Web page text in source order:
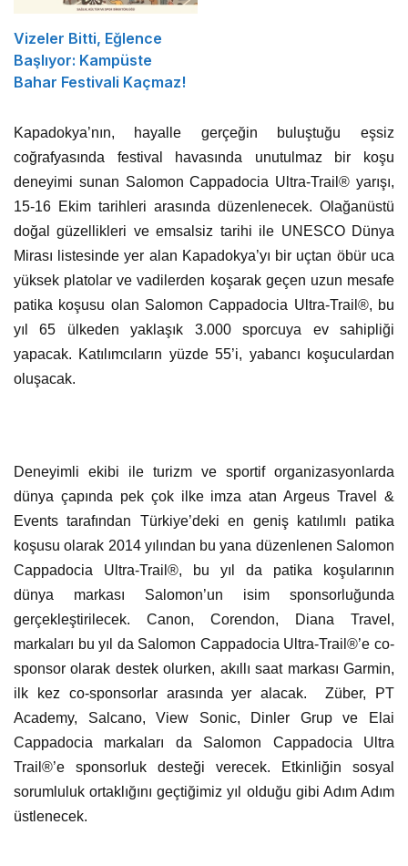
Vizeler Bitti, Eğlence
Başlıyor: Kampüste
Bahar Festivali Kaçmaz!
Kapadokya’nın, hayalle gerçeğin buluştuğu eşsiz
coğrafyasında festival havasında unutulmaz bir koşu
deneyimi sunan Salomon Cappadocia Ultra-Trail® yarışı,
15-16 Ekim tarihleri arasında düzenlenecek. Olağanüstü
doğal güzellikleri ve emsalsiz tarihi ile UNESCO Dünya
Mirası listesinde yer alan Kapadokya’yı bir uçtan öbür uca
yüksek platolar ve vadilerden koşarak geçen uzun mesafe
patika koşusu olan Salomon Cappadocia Ultra-Trail®, bu
yıl 65 ülkeden yaklaşık 3.000 sporcuya ev sahipliği
yapacak. Katılımcıların yüzde 55’i, yabancı koşuculardan
oluşacak.
Deneyimli ekibi ile turizm ve sportif organizasyonlarda
dünya çapında pek çok ilke imza atan Argeus Travel &
Events tarafından Türkiye’deki en geniş katılımlı patika
koşusu olarak 2014 yılından bu yana düzenlenen Salomon
Cappadocia Ultra-Trail®, bu yıl da patika koşularının
dünya markası Salomon’un isim sponsorluğunda
gerçekleştirilecek. Canon, Corendon, Diana Travel,
markaları bu yıl da Salomon Cappadocia Ultra-Trail®’e co-
sponsor olarak destek olurken, akıllı saat markası Garmin,
ilk kez co-sponsorlar arasında yer alacak. Züber, PT
Academy, Salcano, View Sonic, Dinler Grup ve Elai
Cappadocia markaları da Salomon Cappadocia Ultra
Trail®’e sponsorluk desteği verecek. Etkinliğin sosyal
sorumluluk ortaklığını geçtiğimiz yıl olduğu gibi Adım Adım
üstlenecek.